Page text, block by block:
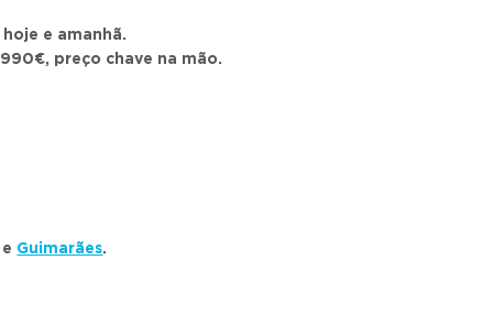
e amanhã.
preço chave na mão.
Guimarães.